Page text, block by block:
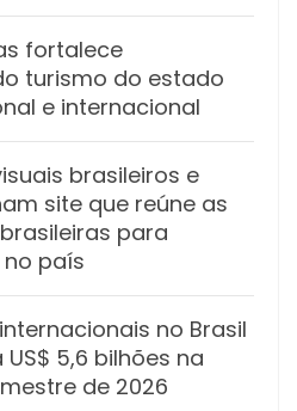
fortalece
turismo do estado
e internacional
brasileiros e
site que reúne as
para
país
no Brasil
US$ 5,6 bilhões na
de 2026